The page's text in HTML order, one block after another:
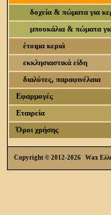
δοχεία & πώματα για
μπουκάλια & πώματα
έτοιμα κεριά
εκκλησιαστικά είδη
διαλύτες, παραφινέλαια
Εφαρμογές
Εταιρεία
Όροι χρήσης
Copyright © 2012-2026 Wax